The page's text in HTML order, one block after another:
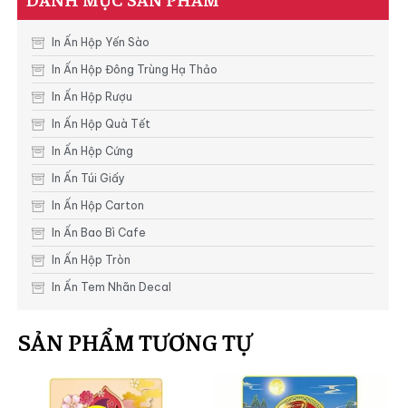
In Ấn Hộp Yến Sào
In Ấn Hộp Đông Trùng Hạ Thảo
In Ấn Hộp Rượu
In Ấn Hộp Quà Tết
In Ấn Hộp Cứng
In Ấn Túi Giấy
In Ấn Hộp Carton
In Ấn Bao Bì Cafe
In Ấn Hộp Tròn
In Ấn Tem Nhãn Decal
SẢN PHẨM TƯƠNG TỰ